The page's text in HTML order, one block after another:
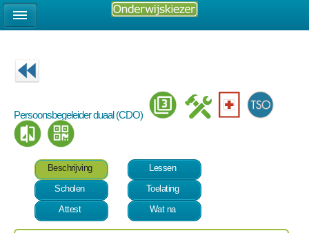
Persoonsbegeleider duaal (CDO)
Beschrijving
Lessen
Scholen
Toelating
Attest
Wat na